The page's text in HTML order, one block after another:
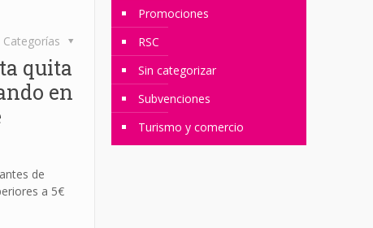
Categorías
quita
en
de
a 5€
Promociones
RSC
Sin categorizar
Subvenciones
Turismo y comercio